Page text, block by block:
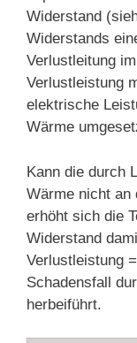
Widerstand
Widerstands
Verlustleitung
Verlustleistung
elektrische
Wärme
Kann die durch
Wärme nicht an
erhöht sich die
Widerstand
Verlustleistung
Schadensfall
herbeiführt.